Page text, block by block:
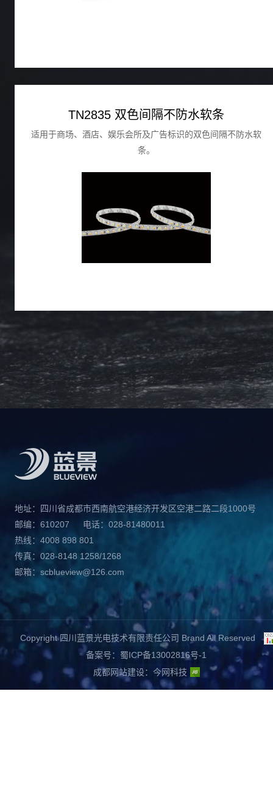
TN2835 双色间隔不防水软条
适用于商场、酒店、娱乐会所及广告标识的双色间隔不防水软
条。
地址：四川省成都市西南航空港经济开发区空港二路二段1000号
邮编：610207
电话：028-81480011
热线：4008 898 801
传真：028-8148 1258/1268
邮箱：scblueview@126.com
Copyright 四川蓝景光电技术有限责任公司 Brand All Reserved
备案号：蜀ICP备13002816号-1
成都网站建设： 今网科技